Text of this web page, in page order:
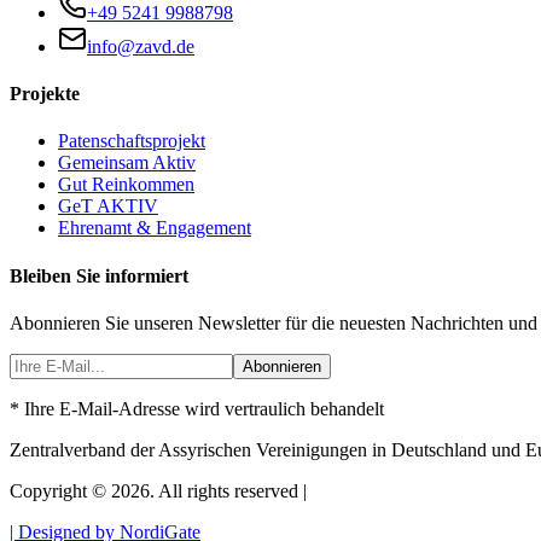
+49 5241 9988798
info@zavd.de
Projekte
Patenschaftsprojekt
Gemeinsam Aktiv
Gut Reinkommen
GeT AKTIV
Ehrenamt & Engagement
Bleiben Sie informiert
Abonnieren Sie unseren Newsletter für die neuesten Nachrichten
Abonnieren
* Ihre E-Mail-Adresse wird vertraulich behandelt
Zentralverband der Assyrischen Vereinigungen in Deutschland und
Copyright © 2026. All rights reserved |
| Designed by NordiGate